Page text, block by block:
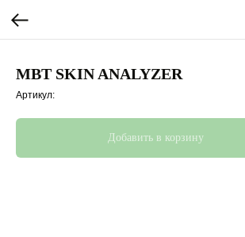
MBT SKIN ANALYZER
Артикул:
Добавить в корзину